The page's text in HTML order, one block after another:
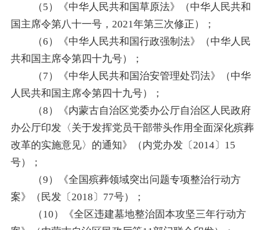
（5）《中华人民共和国草原法》（中华人民共和
国主席令第八十一号，2021年第三次修正）；
（6）《中华人民共和国行政强制法》（中华人民
共和国主席令第四十九号）；
（7）《中华人民共和国治安管理处罚法》（中华
人民共和国主席令第四十九号）；
（8）《内蒙古自治区党委办公厅自治区人民政府
办公厅印发〈关于发挥党员干部带头作用全面深化殡葬
改革的实施意见〉的通知》（内党办发〔2014〕15
号）；
（9）《全国殡葬领域突出问题专项整治行动方
案》（民发〔2018〕77号）；
（10）《全区违建墓地整治固本攻坚三年行动方